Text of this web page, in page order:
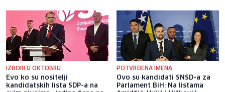
IZBORI U OKTOBRU
Evo ko su nositelji
kandidatskih lista SDP-a na
POTVRĐENA IMENA
Ovo su kandidati SNSD-a za
Parlament BiH: Na listama